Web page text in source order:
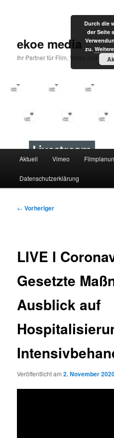
ekoe media
Ihr Partner für Film, Video und
Aktuell Vimeo
Datenschutzerklärung
Beitragsnavigation
← Vorheriger
LIVE I
Gesetzte
Ausblick auf
Veröffentlicht am2. November
Durch die
der Seite
zu.